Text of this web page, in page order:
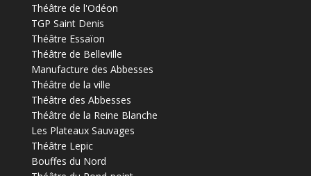
Théâtre de l'Odéon
TGP Saint Denis
Théâtre Essaïon
Théâtre de Belleville
Manufacture des Abbesses
Théâtre de la ville
Théâtre des Abbesses
Théâtre de la Reine Blanche
Les Plateaux Sauvages
Théâtre Lepic
Bouffes du Nord